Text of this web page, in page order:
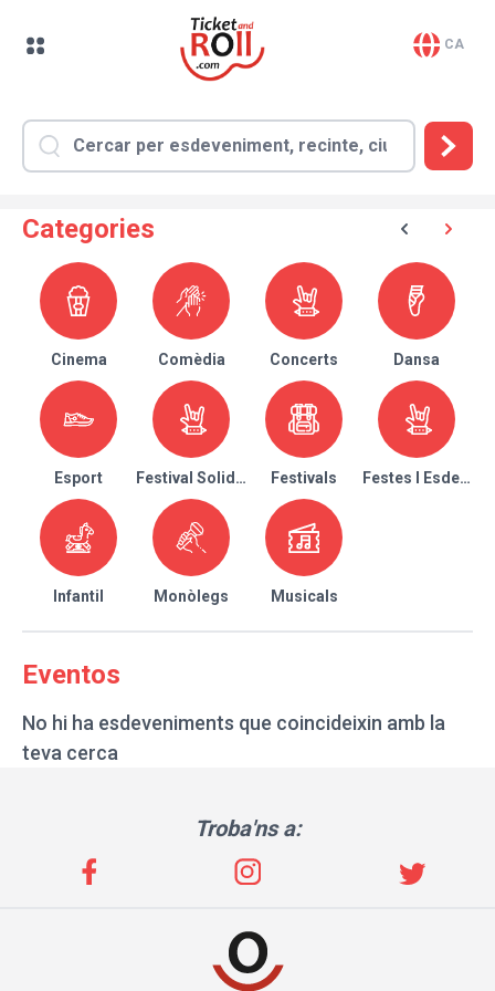
CA
Categories
Cinema Comèdia Concerts Dansa
Esport Festival Solidari Festivals Festes I
Infantil Monòlegs Musicals
Eventos
No hi ha esdeveniments que coincideixin amb la
teva cerca
Troba'ns a: